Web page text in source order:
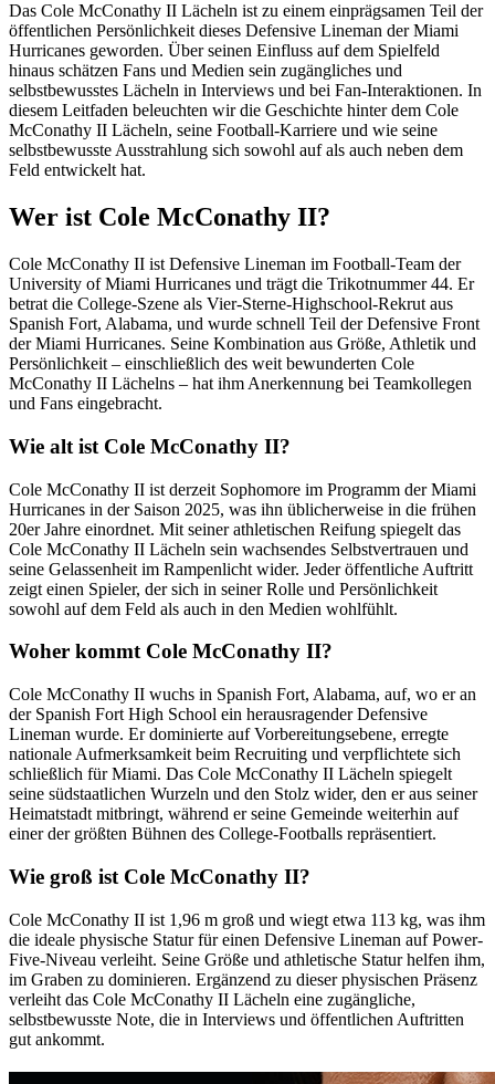
Das Cole McConathy II Lächeln ist zu einem einprägsamen Teil der
öffentlichen Persönlichkeit dieses Defensive Lineman der Miami
Hurricanes geworden. Über seinen Einfluss auf dem Spielfeld
hinaus schätzen Fans und Medien sein zugängliches und
selbstbewusstes Lächeln in Interviews und bei Fan-Interaktionen. In
diesem Leitfaden beleuchten wir die Geschichte hinter dem Cole
McConathy II Lächeln, seine Football-Karriere und wie seine
selbstbewusste Ausstrahlung sich sowohl auf als auch neben dem
Feld entwickelt hat.
Wer ist Cole McConathy II?
Cole McConathy II ist Defensive Lineman im Football-Team der
University of Miami Hurricanes und trägt die Trikotnummer 44. Er
betrat die College-Szene als Vier-Sterne-Highschool-Rekrut aus
Spanish Fort, Alabama, und wurde schnell Teil der Defensive Front
der Miami Hurricanes. Seine Kombination aus Größe, Athletik und
Persönlichkeit – einschließlich des weit bewunderten Cole
McConathy II Lächelns – hat ihm Anerkennung bei Teamkollegen
und Fans eingebracht.
Wie alt ist Cole McConathy II?
Cole McConathy II ist derzeit Sophomore im Programm der Miami
Hurricanes in der Saison 2025, was ihn üblicherweise in die frühen
20er Jahre einordnet. Mit seiner athletischen Reifung spiegelt das
Cole McConathy II Lächeln sein wachsendes Selbstvertrauen und
seine Gelassenheit im Rampenlicht wider. Jeder öffentliche Auftritt
zeigt einen Spieler, der sich in seiner Rolle und Persönlichkeit
sowohl auf dem Feld als auch in den Medien wohlfühlt.
Woher kommt Cole McConathy II?
Cole McConathy II wuchs in Spanish Fort, Alabama, auf, wo er an
der Spanish Fort High School ein herausragender Defensive
Lineman wurde. Er dominierte auf Vorbereitungsebene, erregte
nationale Aufmerksamkeit beim Recruiting und verpflichtete sich
schließlich für Miami. Das Cole McConathy II Lächeln spiegelt
seine südstaatlichen Wurzeln und den Stolz wider, den er aus seiner
Heimatstadt mitbringt, während er seine Gemeinde weiterhin auf
einer der größten Bühnen des College-Footballs repräsentiert.
Wie groß ist Cole McConathy II?
Cole McConathy II ist 1,96 m groß und wiegt etwa 113 kg, was ihm
die ideale physische Statur für einen Defensive Lineman auf Power-
Five-Niveau verleiht. Seine Größe und athletische Statur helfen ihm,
im Graben zu dominieren. Ergänzend zu dieser physischen Präsenz
verleiht das Cole McConathy II Lächeln eine zugängliche,
selbstbewusste Note, die in Interviews und öffentlichen Auftritten
gut ankommt.